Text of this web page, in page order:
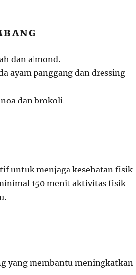
dan almond.
ayam panggang dan dressing
dan brokoli.
untuk menjaga kesehatan fisik
150 menit aktivitas fisik
yang membantu meningkatkan